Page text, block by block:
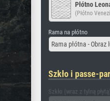
Płótno
(Płótno
Rama na płótno
Rama płótna - Obraz
Szkło i passe-
Szkło (wraz z tylną płytą)